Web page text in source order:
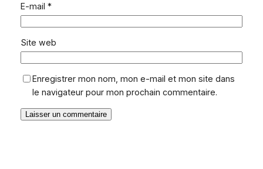
E-mail *
Site web
Enregistrer mon nom, mon e-mail et mon site dans
le navigateur pour mon prochain commentaire.